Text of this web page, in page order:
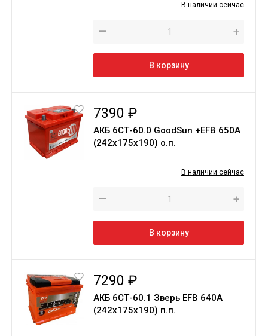
В наличии сейчас
— +
В корзину
7390 ₽
АКБ 6СТ-60.0 GoodSun +EFB 650A
(242х175х190) о.п.
В наличии сейчас
— +
В корзину
7290 ₽
АКБ 6СТ-60.1 Зверь EFB 640A
(242х175х190) п.п.